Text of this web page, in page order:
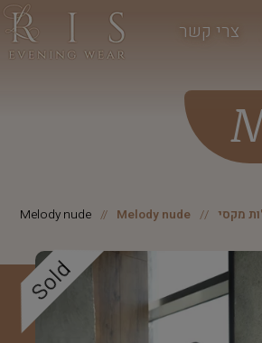
צרי קשר
מקסי Melody nude
Melody nude
Sold